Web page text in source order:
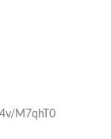
M7qhT0